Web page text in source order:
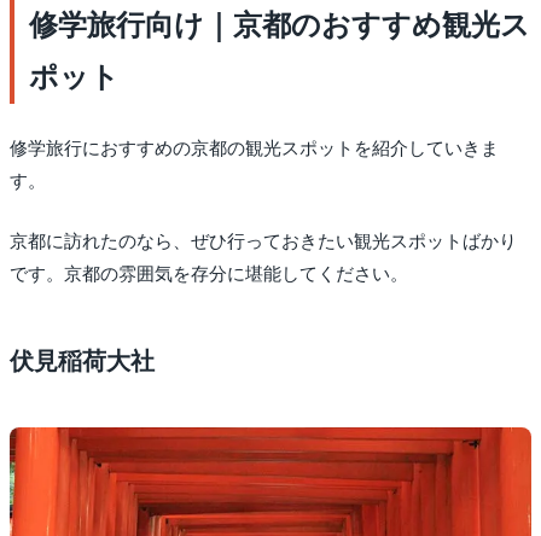
修学旅行向け｜京都のおすすめ観光ス
ポット
修学旅行におすすめの京都の観光スポットを紹介していきま
す。
京都に訪れたのなら、ぜひ行っておきたい観光スポットばかり
です。京都の雰囲気を存分に堪能してください。
伏見稲荷大社